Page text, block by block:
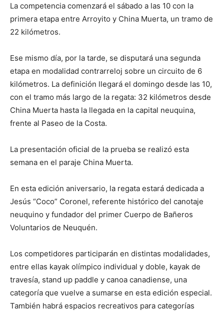
La competencia comenzará el sábado a las 10 con la
primera etapa entre Arroyito y China Muerta, un tramo de
22 kilómetros.
Ese mismo día, por la tarde, se disputará una segunda
etapa en modalidad contrarreloj sobre un circuito de 6
kilómetros. La definición llegará el domingo desde las 10,
con el tramo más largo de la regata: 32 kilómetros desde
China Muerta hasta la llegada en la capital neuquina,
frente al Paseo de la Costa.
La presentación oficial de la prueba se realizó esta
semana en el paraje China Muerta.
En esta edición aniversario, la regata estará dedicada a
Jesús “Coco” Coronel, referente histórico del canotaje
neuquino y fundador del primer Cuerpo de Bañeros
Voluntarios de Neuquén.
Los competidores participarán en distintas modalidades,
entre ellas kayak olímpico individual y doble, kayak de
travesía, stand up paddle y canoa canadiense, una
categoría que vuelve a sumarse en esta edición especial.
También habrá espacios recreativos para categorías